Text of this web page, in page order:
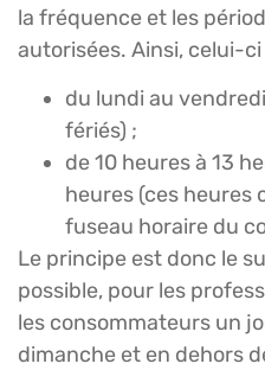
la fréquence et les
autorisées. Ainsi, celui-
du lundi au
fériés) ;
de 10 heures à 13
heures (ces heures
fuseau horaire du
Le principe est donc le
possible, pour les
les consommateurs un
dimanche et en dehors